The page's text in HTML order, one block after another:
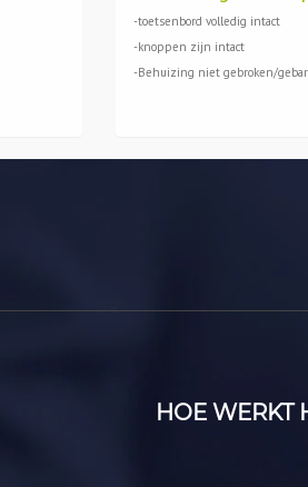
-toetsenbord volledig intact
-knoppen zijn intact
-Behuizing niet gebroken/
HOE WERKT